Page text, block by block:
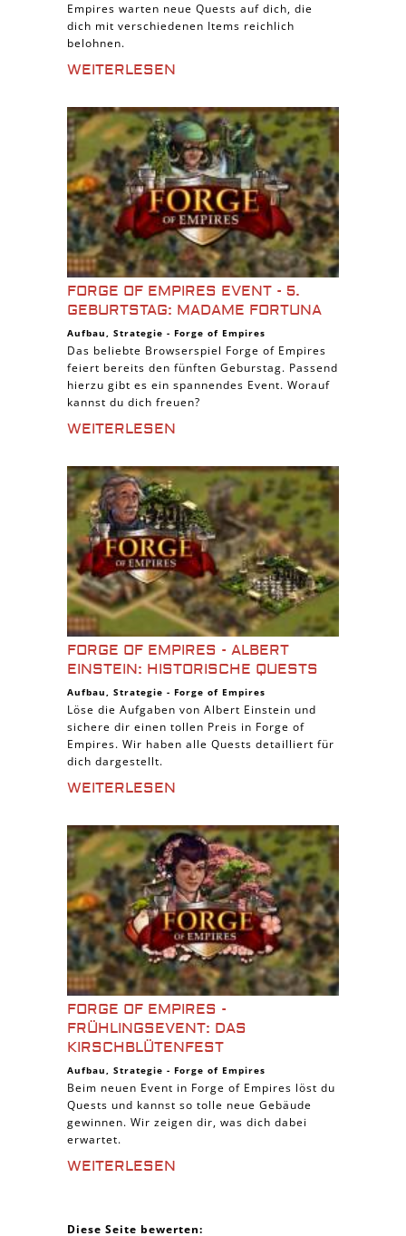
Empires warten neue Quests auf dich, die
dich mit verschiedenen Items reichlich
belohnen.
WEITERLESEN
FORGE OF EMPIRES EVENT - 5.
GEBURTSTAG: MADAME FORTUNA
Aufbau, Strategie - Forge of Empires
Das beliebte Browserspiel Forge of Empires
feiert bereits den fünften Geburstag. Passend
hierzu gibt es ein spannendes Event. Worauf
kannst du dich freuen?
WEITERLESEN
FORGE OF EMPIRES - ALBERT
EINSTEIN: HISTORISCHE QUESTS
Aufbau, Strategie - Forge of Empires
Löse die Aufgaben von Albert Einstein und
sichere dir einen tollen Preis in Forge of
Empires. Wir haben alle Quests detailliert für
dich dargestellt.
WEITERLESEN
FORGE OF EMPIRES -
FRÜHLINGSEVENT: DAS
KIRSCHBLÜTENFEST
Aufbau, Strategie - Forge of Empires
Beim neuen Event in Forge of Empires löst du
Quests und kannst so tolle neue Gebäude
gewinnen. Wir zeigen dir, was dich dabei
erwartet.
WEITERLESEN
Diese Seite bewerten: